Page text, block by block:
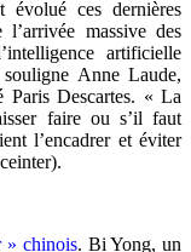
évolué ces dernières
massive des
artificielle
Anne Laude,
Descartes. « La
faire ou s’il faut
l’encadrer et éviter
» chinois. Bi Yong, un